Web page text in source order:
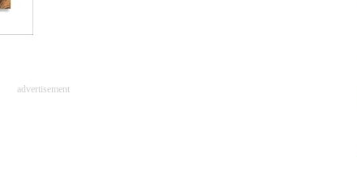
advertisement